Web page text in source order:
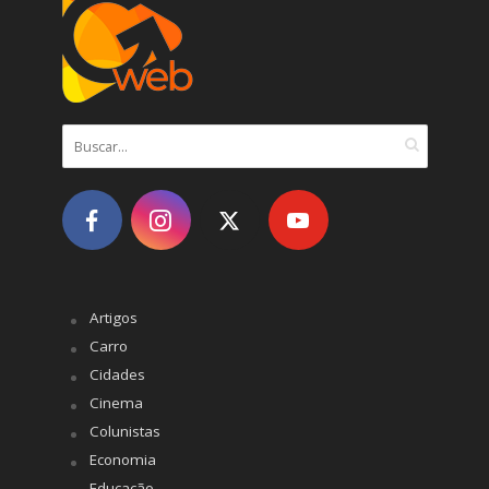
Artigos
Carro
Cidades
Cinema
Colunistas
Economia